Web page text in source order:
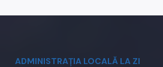
ADMINISTRAȚIA LOCALĂ LA ZI